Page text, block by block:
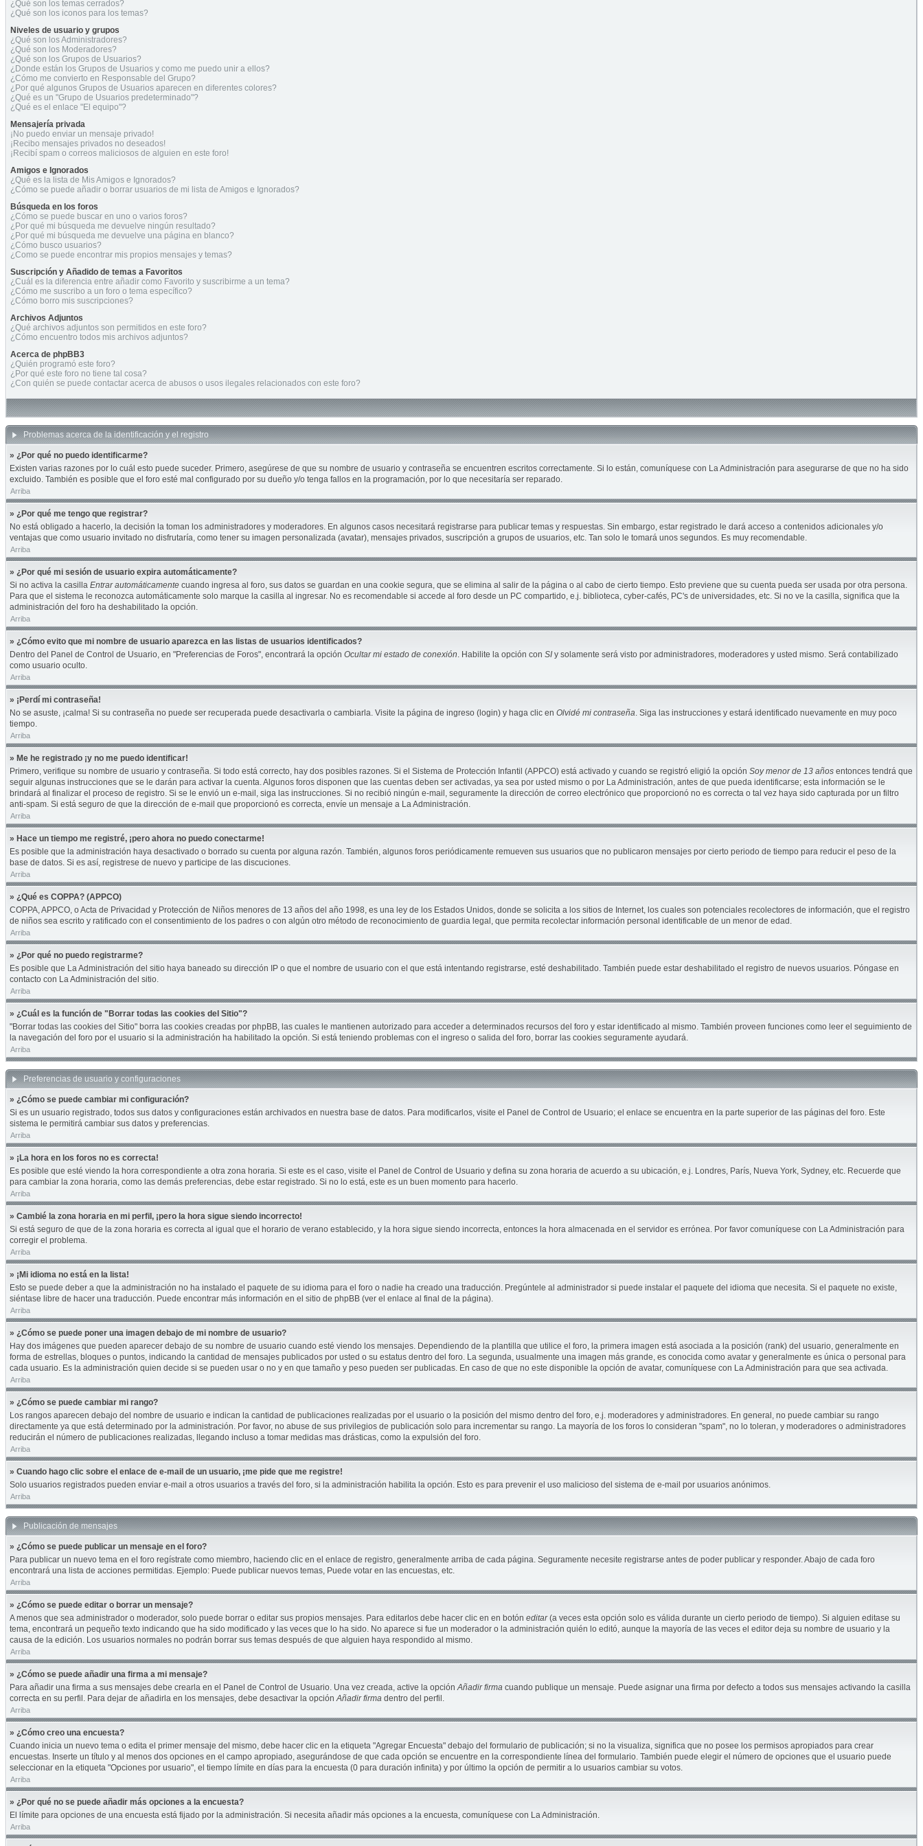
¿Qué son los temas cerrados?
¿Qué son los iconos para los temas?
Niveles de usuario y grupos
¿Qué son los Administradores?
¿Qué son los Moderadores?
¿Qué son los Grupos de Usuarios?
¿Donde están los Grupos de Usuarios y como me puedo unir a ellos?
¿Cómo me convierto en Responsable del Grupo?
¿Por qué algunos Grupos de Usuarios aparecen en diferentes colores?
¿Qué es un "Grupo de Usuarios predeterminado"?
¿Qué es el enlace "El equipo"?
Mensajería privada
¡No puedo enviar un mensaje privado!
¡Recibo mensajes privados no deseados!
¡Recibí spam o correos maliciosos de alguien en este foro!
Amigos e Ignorados
¿Qué es la lista de Mis Amigos e Ignorados?
¿Cómo se puede añadir o borrar usuarios de mi lista de Amigos e Ignorados?
Búsqueda en los foros
¿Cómo se puede buscar en uno o varios foros?
¿Por qué mi búsqueda me devuelve ningún resultado?
¿Por qué mi búsqueda me devuelve una página en blanco?
¿Cómo busco usuarios?
¿Como se puede encontrar mis propios mensajes y temas?
Suscripción y Añadido de temas a Favoritos
¿Cuál es la diferencia entre añadir como Favorito y suscribirme a un tema?
¿Cómo me suscribo a un foro o tema específico?
¿Cómo borro mis suscripciones?
Archivos Adjuntos
¿Qué archivos adjuntos son permitidos en este foro?
¿Cómo encuentro todos mis archivos adjuntos?
Acerca de phpBB3
¿Quién programó este foro?
¿Por qué este foro no tiene tal cosa?
¿Con quién se puede contactar acerca de abusos o usos ilegales relacionados con este foro?
Problemas acerca de la identificación y el registro
» ¿Por qué no puedo identificarme?
Existen varias razones por lo cuál esto puede suceder. Primero, asegúrese de que su nombre de usuario y contraseña se encuentren escritos correctamente. Si lo están, comuníquese con La Administración para asegurarse de que no ha sido
excluido. También es posible que el foro esté mal configurado por su dueño y/o tenga fallos en la programación, por lo que necesitaría ser reparado.
Arriba
» ¿Por qué me tengo que registrar?
No está obligado a hacerlo, la decisión la toman los administradores y moderadores. En algunos casos necesitará registrarse para publicar temas y respuestas. Sin embargo, estar registrado le dará acceso a contenidos adicionales y/o
ventajas que como usuario invitado no disfrutaría, como tener su imagen personalizada (avatar), mensajes privados, suscripción a grupos de usuarios, etc. Tan solo le tomará unos segundos. Es muy recomendable.
Arriba
» ¿Por qué mi sesión de usuario expira automáticamente?
Si no activa la casilla Entrar automáticamente cuando ingresa al foro, sus datos se guardan en una cookie segura, que se elimina al salir de la página o al cabo de cierto tiempo. Esto previene que su cuenta pueda ser usada por otra persona.
Para que el sistema le reconozca automáticamente solo marque la casilla al ingresar. No es recomendable si accede al foro desde un PC compartido, e.j. biblioteca, cyber-cafés, PC's de universidades, etc. Si no ve la casilla, significa que la
administración del foro ha deshabilitado la opción.
Arriba
» ¿Cómo evito que mi nombre de usuario aparezca en las listas de usuarios identificados?
Dentro del Panel de Control de Usuario, en "Preferencias de Foros", encontrará la opción Ocultar mi estado de conexión. Habilite la opción con SI y solamente será visto por administradores, moderadores y usted mismo. Será contabilizado
como usuario oculto.
Arriba
» ¡Perdí mi contraseña!
No se asuste, ¡calma! Si su contraseña no puede ser recuperada puede desactivarla o cambiarla. Visite la página de ingreso (login) y haga clic en Olvidé mi contraseña. Siga las instrucciones y estará identificado nuevamente en muy poco
tiempo.
Arriba
» Me he registrado ¡y no me puedo identificar!
Primero, verifique su nombre de usuario y contraseña. Si todo está correcto, hay dos posibles razones. Si el Sistema de Protección Infantil (APPCO) está activado y cuando se registró eligió la opción Soy menor de 13 años entonces tendrá que
seguir algunas instrucciones que se le darán para activar la cuenta. Algunos foros disponen que las cuentas deben ser activadas, ya sea por usted mismo o por La Administración, antes de que pueda identificarse; esta información se le
brindará al finalizar el proceso de registro. Si se le envió un e-mail, siga las instrucciones. Si no recibió ningún e-mail, seguramente la dirección de correo electrónico que proporcionó no es correcta o tal vez haya sido capturada por un filtro
anti-spam. Si está seguro de que la dirección de e-mail que proporcionó es correcta, envíe un mensaje a La Administración.
Arriba
» Hace un tiempo me registré, ¡pero ahora no puedo conectarme!
Es posible que la administración haya desactivado o borrado su cuenta por alguna razón. También, algunos foros periódicamente remueven sus usuarios que no publicaron mensajes por cierto periodo de tiempo para reducir el peso de la
base de datos. Si es así, registrese de nuevo y participe de las discuciones.
Arriba
» ¿Qué es COPPA? (APPCO)
COPPA, APPCO, o Acta de Privacidad y Protección de Niños menores de 13 años del año 1998, es una ley de los Estados Unidos, donde se solicita a los sitios de Internet, los cuales son potenciales recolectores de información, que el registro
de niños sea escrito y ratificado con el consentimiento de los padres o con algún otro método de reconocimiento de guardia legal, que permita recolectar información personal identificable de un menor de edad.
Arriba
» ¿Por qué no puedo registrarme?
Es posible que La Administración del sitio haya baneado su dirección IP o que el nombre de usuario con el que está intentando registrarse, esté deshabilitado. También puede estar deshabilitado el registro de nuevos usuarios. Póngase en
contacto con La Administración del sitio.
Arriba
» ¿Cuál es la función de "Borrar todas las cookies del Sitio"?
"Borrar todas las cookies del Sitio" borra las cookies creadas por phpBB, las cuales le mantienen autorizado para acceder a determinados recursos del foro y estar identificado al mismo. También proveen funciones como leer el seguimiento de
la navegación del foro por el usuario si la administración ha habilitado la opción. Si está teniendo problemas con el ingreso o salida del foro, borrar las cookies seguramente ayudará.
Arriba
Preferencias de usuario y configuraciones
» ¿Cómo se puede cambiar mi configuración?
Si es un usuario registrado, todos sus datos y configuraciones están archivados en nuestra base de datos. Para modificarlos, visite el Panel de Control de Usuario; el enlace se encuentra en la parte superior de las páginas del foro. Este
sistema le permitirá cambiar sus datos y preferencias.
Arriba
» ¡La hora en los foros no es correcta!
Es posible que esté viendo la hora correspondiente a otra zona horaria. Si este es el caso, visite el Panel de Control de Usuario y defina su zona horaria de acuerdo a su ubicación, e.j. Londres, París, Nueva York, Sydney, etc. Recuerde que
para cambiar la zona horaria, como las demás preferencias, debe estar registrado. Si no lo está, este es un buen momento para hacerlo.
Arriba
» Cambié la zona horaria en mi perfil, ¡pero la hora sigue siendo incorrecto!
Si está seguro de que de la zona horaria es correcta al igual que el horario de verano establecido, y la hora sigue siendo incorrecta, entonces la hora almacenada en el servidor es errónea. Por favor comuníquese con La Administración para
corregir el problema.
Arriba
» ¡Mi idioma no está en la lista!
Esto se puede deber a que la administración no ha instalado el paquete de su idioma para el foro o nadie ha creado una traducción. Pregúntele al administrador si puede instalar el paquete del idioma que necesita. Si el paquete no existe,
siéntase libre de hacer una traducción. Puede encontrar más información en el sitio de phpBB (ver el enlace al final de la página).
Arriba
» ¿Cómo se puede poner una imagen debajo de mi nombre de usuario?
Hay dos imágenes que pueden aparecer debajo de su nombre de usuario cuando esté viendo los mensajes. Dependiendo de la plantilla que utilice el foro, la primera imagen está asociada a la posición (rank) del usuario, generalmente en
forma de estrellas, bloques o puntos, indicando la cantidad de mensajes publicados por usted o su estatus dentro del foro. La segunda, usualmente una imagen más grande, es conocida como avatar y generalmente es única o personal para
cada usuario. Es la administración quien decide si se pueden usar o no y en que tamaño y peso pueden ser publicadas. En caso de que no este disponible la opción de avatar, comuníquese con La Administración para que sea activada.
Arriba
» ¿Cómo se puede cambiar mi rango?
Los rangos aparecen debajo del nombre de usuario e indican la cantidad de publicaciones realizadas por el usuario o la posición del mismo dentro del foro, e.j. moderadores y administradores. En general, no puede cambiar su rango
directamente ya que está determinado por la administración. Por favor, no abuse de sus privilegios de publicación solo para incrementar su rango. La mayoría de los foros lo consideran "spam", no lo toleran, y moderadores o administradores
reducirán el número de publicaciones realizadas, llegando incluso a tomar medidas mas drásticas, como la expulsión del foro.
Arriba
» Cuando hago clic sobre el enlace de e-mail de un usuario, ¡me pide que me registre!
Solo usuarios registrados pueden enviar e-mail a otros usuarios a través del foro, si la administración habilita la opción. Esto es para prevenir el uso malicioso del sistema de e-mail por usuarios anónimos.
Arriba
Publicación de mensajes
» ¿Cómo se puede publicar un mensaje en el foro?
Para publicar un nuevo tema en el foro regístrate como miembro, haciendo clic en el enlace de registro, generalmente arriba de cada página. Seguramente necesite registrarse antes de poder publicar y responder. Abajo de cada foro
encontrará una lista de acciones permitidas. Ejemplo: Puede publicar nuevos temas, Puede votar en las encuestas, etc.
Arriba
» ¿Cómo se puede editar o borrar un mensaje?
A menos que sea administrador o moderador, solo puede borrar o editar sus propios mensajes. Para editarlos debe hacer clic en en botón editar(a veces esta opción solo es válida durante un cierto periodo de tiempo). Si alguien editase su
tema, encontrará un pequeño texto indicando que ha sido modificado y las veces que lo ha sido. No aparece si fue un moderador o la administración quién lo editó, aunque la mayoría de las veces el editor deja su nombre de usuario y la
causa de la edición. Los usuarios normales no podrán borrar sus temas después de que alguien haya respondido al mismo.
Arriba
» ¿Cómo se puede añadir una firma a mi mensaje?
Para añadir una firma a sus mensajes debe crearla en el Panel de Control de Usuario. Una vez creada, active la opciónAñadir firma cuando publique un mensaje. Puede asignar una firma por defecto a todos sus mensajes activando la casilla
correcta en su perfil. Para dejar de añadirla en los mensajes, debe desactivar la opciónAñadir firma dentro del perfil.
Arriba
» ¿Cómo creo una encuesta?
Cuando inicia un nuevo tema o edita el primer mensaje del mismo, debe hacer clic en la etiqueta "Agregar Encuesta" debajo del formulario de publicación; si no la visualiza, significa que no posee los permisos apropiados para crear
encuestas. Inserte un título y al menos dos opciones en el campo apropiado, asegurándose de que cada opción se encuentre en la correspondiente línea del formulario. También puede elegir el número de opciones que el usuario puede
seleccionar en la etiqueta "Opciones por usuario", el tiempo límite en días para la encuesta (0 para duración infinita) y por último la opción de permitir a lo usuarios cambiar su votos.
Arriba
» ¿Por qué no se puede añadir más opciones a la encuesta?
El límite para opciones de una encuesta está fijado por la administración. Si necesita añadir más opciones a la encuesta, comuníquese con La Administración.
Arriba